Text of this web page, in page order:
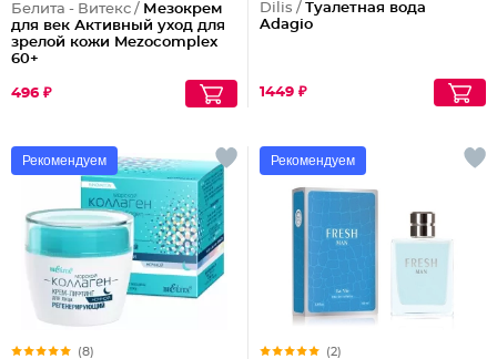
Белита - Витекс / Мезокрем
для век Активный уход для
зрелой кожи Mezocomplex
60+
496 ₽
Dilis / Туалетная вода
Adagio
1449 ₽
Рекомендуем
(8)
Рекомендуем
(2)